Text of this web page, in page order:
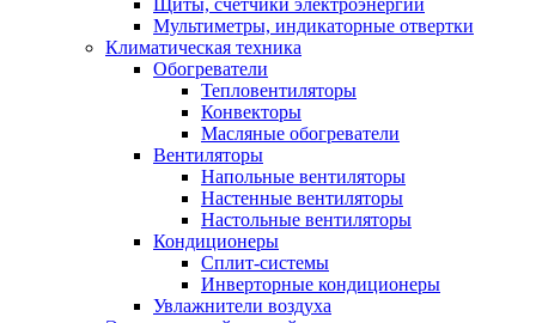
Мультиметры, индикаторные отвертки
Климатическая техника
Обогреватели
Тепловентиляторы
Конвекторы
Масляные обогреватели
Вентиляторы
Напольные вентиляторы
Настенные вентиляторы
Настольные вентиляторы
Кондиционеры
Сплит-системы
Инверторные кондиционеры
Увлажнители воздуха